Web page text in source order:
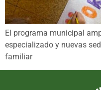
El programa municipal
especializado y nuevas
familiar